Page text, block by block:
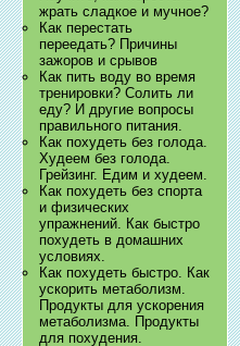
жрать сладкое и мучное?
Как перестать
переедать? Причины
зажоров и срывов
Как пить воду во время
тренировки? Солить ли
еду? И другие вопросы
правильного питания.
Как похудеть без голода.
Худеем без голода.
Грейзинг. Едим и худеем.
Как похудеть без спорта
и физических
упражнений. Как быстро
похудеть в домашних
условиях.
Как похудеть быстро. Как
ускорить метаболизм.
Продукты для ускорения
метаболизма. Продукты
для похудения.